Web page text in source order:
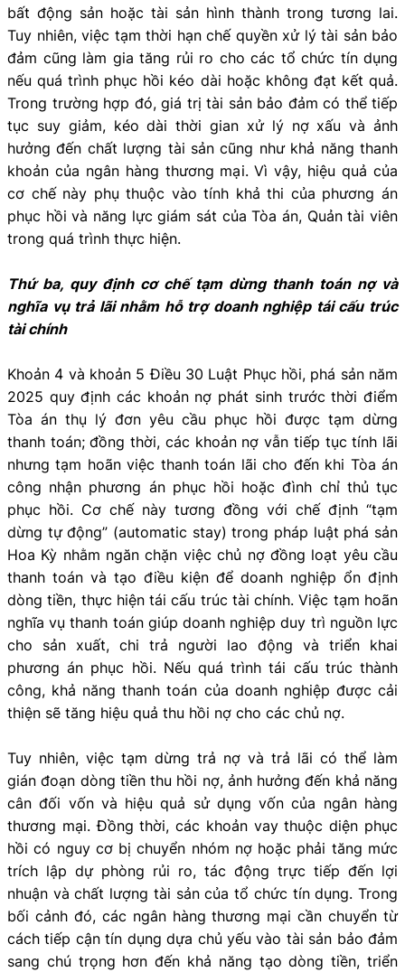
bất động sản hoặc tài sản hình thành trong tương lai.
Tuy nhiên, việc tạm thời hạn chế quyền xử lý tài sản bảo
đảm cũng làm gia tăng rủi ro cho các tổ chức tín dụng
nếu quá trình phục hồi kéo dài hoặc không đạt kết quả.
Trong trường hợp đó, giá trị tài sản bảo đảm có thể tiếp
tục suy giảm, kéo dài thời gian xử lý nợ xấu và ảnh
hưởng đến chất lượng tài sản cũng như khả năng thanh
khoản của ngân hàng thương mại. Vì vậy, hiệu quả của
cơ chế này phụ thuộc vào tính khả thi của phương án
phục hồi và năng lực giám sát của Tòa án, Quản tài viên
trong quá trình thực hiện.
Thứ ba, quy định cơ chế tạm dừng thanh toán nợ và
nghĩa vụ trả lãi nhằm hỗ trợ doanh nghiệp tái cấu trúc
tài chính
Khoản 4 và khoản 5 Điều 30 Luật Phục hồi, phá sản năm
2025 quy định các khoản nợ phát sinh trước thời điểm
Tòa án thụ lý đơn yêu cầu phục hồi được tạm dừng
thanh toán; đồng thời, các khoản nợ vẫn tiếp tục tính lãi
nhưng tạm hoãn việc thanh toán lãi cho đến khi Tòa án
công nhận phương án phục hồi hoặc đình chỉ thủ tục
phục hồi. Cơ chế này tương đồng với chế định “tạm
dừng tự động” (automatic stay) trong pháp luật phá sản
Hoa Kỳ nhằm ngăn chặn việc chủ nợ đồng loạt yêu cầu
thanh toán và tạo điều kiện để doanh nghiệp ổn định
dòng tiền, thực hiện tái cấu trúc tài chính. Việc tạm hoãn
nghĩa vụ thanh toán giúp doanh nghiệp duy trì nguồn lực
cho sản xuất, chi trả người lao động và triển khai
phương án phục hồi. Nếu quá trình tái cấu trúc thành
công, khả năng thanh toán của doanh nghiệp được cải
thiện sẽ tăng hiệu quả thu hồi nợ cho các chủ nợ.
Tuy nhiên, việc tạm dừng trả nợ và trả lãi có thể làm
gián đoạn dòng tiền thu hồi nợ, ảnh hưởng đến khả năng
cân đối vốn và hiệu quả sử dụng vốn của ngân hàng
thương mại. Đồng thời, các khoản vay thuộc diện phục
hồi có nguy cơ bị chuyển nhóm nợ hoặc phải tăng mức
trích lập dự phòng rủi ro, tác động trực tiếp đến lợi
nhuận và chất lượng tài sản của tổ chức tín dụng. Trong
bối cảnh đó, các ngân hàng thương mại cần chuyển từ
cách tiếp cận tín dụng dựa chủ yếu vào tài sản bảo đảm
sang chú trọng hơn đến khả năng tạo dòng tiền, triển